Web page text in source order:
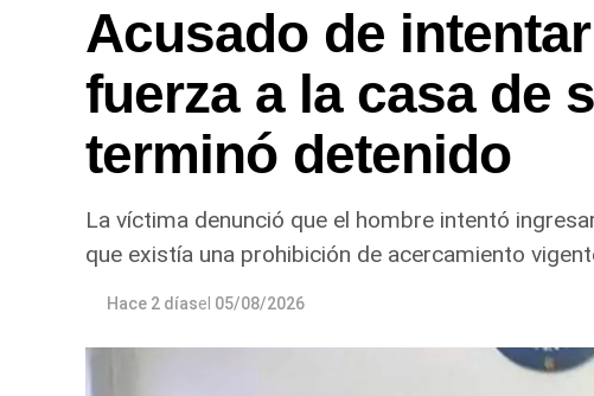
Acusado de
fuerza a la casa de
terminó detenido
La víctima denunció que el hombre intentó
que existía una prohibición de acercamiento
Hace 2 díasel 05/08/2026